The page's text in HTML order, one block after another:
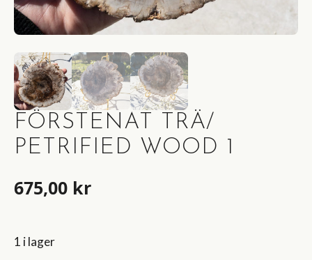
FÖRSTENAT TRÄ/
PETRIFIED WOOD 1
675,00 kr
1 i lager